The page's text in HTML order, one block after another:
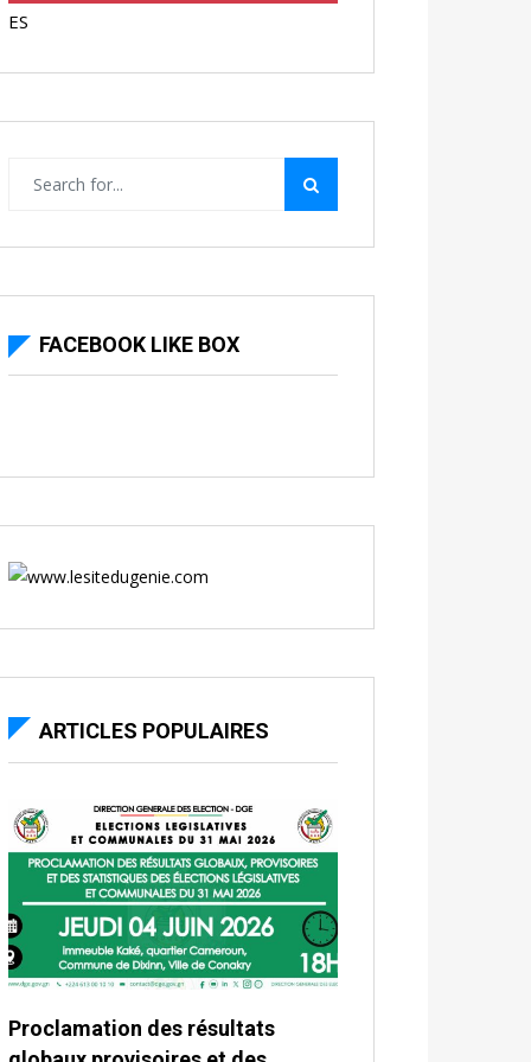
ES
FACEBOOK LIKE BOX
ARTICLES POPULAIRES
Proclamation des résultats